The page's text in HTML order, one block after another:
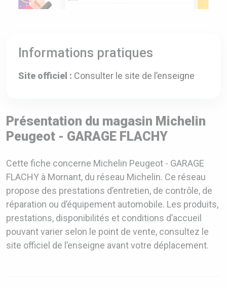
Informations pratiques
Site officiel : Consulter le site de l’enseigne
Présentation du magasin Michelin
Peugeot - GARAGE FLACHY
Cette fiche concerne Michelin Peugeot - GARAGE
FLACHY à Mornant, du réseau Michelin. Ce réseau
propose des prestations d’entretien, de contrôle, de
réparation ou d’équipement automobile. Les produits,
prestations, disponibilités et conditions d’accueil
pouvant varier selon le point de vente, consultez le
site officiel de l’enseigne avant votre déplacement.